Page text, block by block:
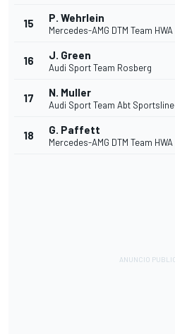
15 P. Wehrlein
Mercedes-AMG DTM Team HWA
16 J. Green
Audi Sport Team Rosberg
17 N. Muller
Audi Sport Team Abt Sportsline
18 G. Paffett
Mercedes-AMG DTM Team HWA